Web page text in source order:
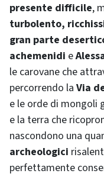
presente difficile,
turbolento,
gran parte
achemenidi e
le carovane che
percorrendo la Via
e le orde di mongoli
e la terra che
nascondono una
archeologici
perfettamente